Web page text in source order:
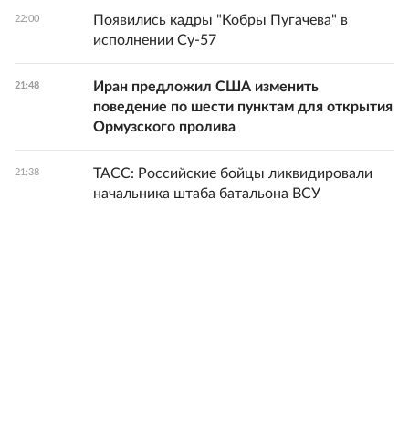
22:00
Появились кадры "Кобры Пугачева" в
исполнении Су-57
21:48
Иран предложил США изменить
поведение по шести пунктам для открытия
Ормузского пролива
21:38
ТАСС: Российские бойцы ликвидировали
начальника штаба батальона ВСУ